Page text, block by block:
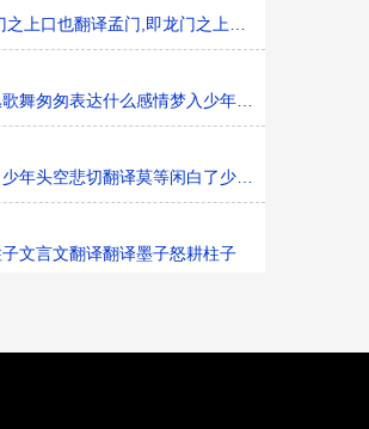
之上口也翻译孟门,即龙门之上口也的意思
舞匆匆表达什么感情梦入少年丛歌舞匆匆表达
年头空悲切翻译莫等闲白了少年头空悲切的意思
文言文翻译翻译墨子怒耕柱子